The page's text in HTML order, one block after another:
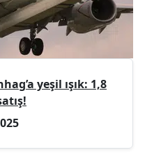
yeşil ışık: 1,8